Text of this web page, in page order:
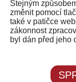
Stejným
změnit pomocí
také v patičce
zákonnost
byl dán před jeho
správě